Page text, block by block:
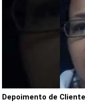
Depoimento de